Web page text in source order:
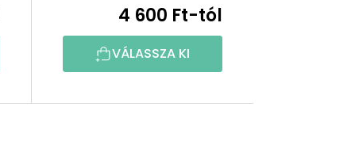
4 600 Ft-tól
VÁLASSZA KI